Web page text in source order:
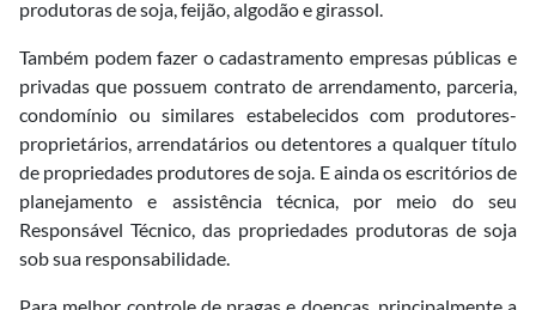
produtoras de soja, feijão, algodão e girassol.
Também podem fazer o cadastramento empresas públicas e
privadas que possuem contrato de arrendamento, parceria,
condomínio ou similares estabelecidos com produtores-
proprietários, arrendatários ou detentores a qualquer título
de propriedades produtores de soja. E ainda os escritórios de
planejamento e assistência técnica, por meio do seu
Responsável Técnico, das propriedades produtoras de soja
sob sua responsabilidade.
Para melhor controle de pragas e doenças, principalmente a